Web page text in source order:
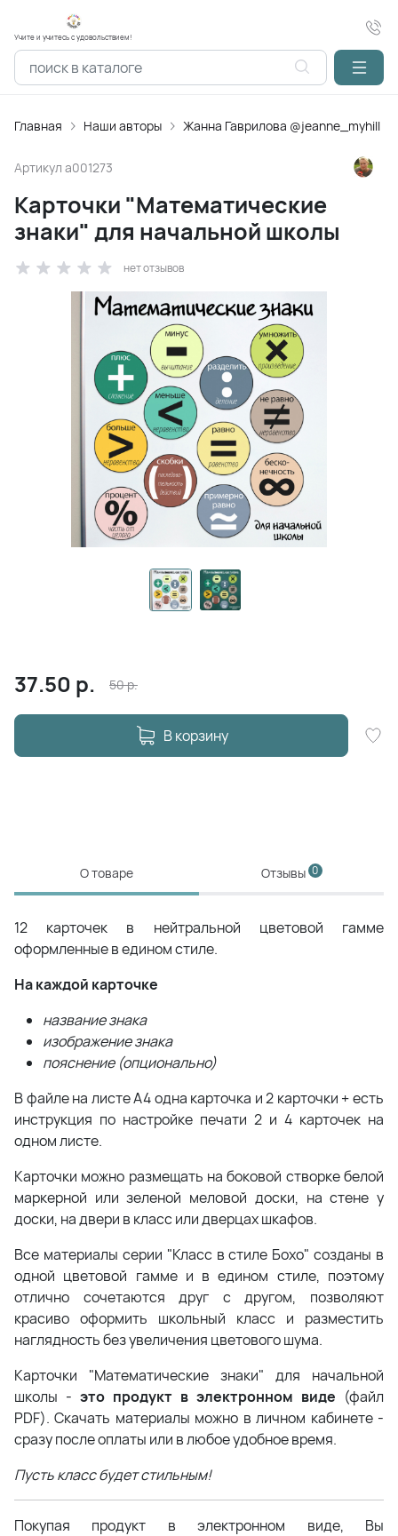
Учите и учитесь с удовольствием!
Главная Наши авторы Жанна Гаврилова @jeanne_myhill
Артикул a001273
Карточки "Математические
знаки" для начальной школы
нет отзывов
37.50 р. 50р.
В корзину
О товаре Отзывы 0
12 карточек в нейтральной цветовой гамме
оформленные в едином стиле.
На каждой карточке
название знака
изображение знака
пояснение (опционально)
В файле на листе А4 одна карточка и 2 карточки + есть
инструкция по настройке печати 2 и 4 карточек на
одном листе.
Карточки можно размещать на боковой створке белой
маркерной или зеленой меловой доски, на стене у
доски, на двери в класс или дверцах шкафов.
Все материалы серии "Класс в стиле Бохо" созданы в
одной цветовой гамме и в едином стиле, поэтому
отлично сочетаются друг с другом, позволяют
красиво оформить школьный класс и разместить
наглядность без увеличения цветового шума.
Карточки "Математические знаки" для начальной
школы - это продукт в электронном виде (файл
PDF). Скачать материалы можно в личном кабинете -
сразу после оплаты или в любое удобное время.
Пусть класс будет стильным!
Покупая продукт в электронном виде, Вы